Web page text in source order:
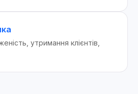
утримання клієнтів,